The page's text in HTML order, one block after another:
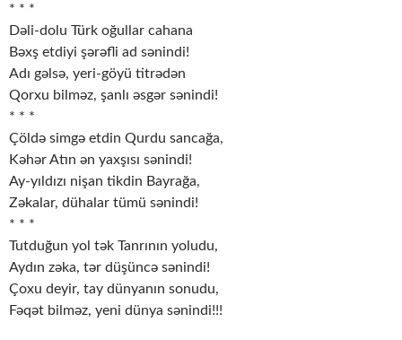
* * *
Dəli-dolu Türk oğullar cahana
Bəxş etdiyi şərəfli ad sənindi!
Adı gəlsə, yeri-göyü titrədən
Qorxu bilməz, şanlı əsgər sənindi!
* * *
Çöldə simgə etdin Qurdu sancağa,
Kəhər Atın ən yaxşısı sənindi!
Ay-yıldızı nişan tikdin Bayrağa,
Zəkalar, dühalar tümü sənindi!
* * *
Tutduğun yol tək Tanrının yoludu,
Aydın zəka, tər düşüncə sənindi!
Çoxu deyir, tay dünyanın sonudu,
Fəqət bilməz, yeni dünya sənindi!!!